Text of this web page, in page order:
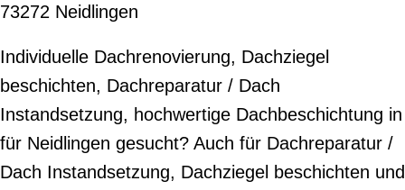
73272 Neidlingen
Individuelle Dachrenovierung, Dachziegel
beschichten, Dachreparatur / Dach
Instandsetzung, hochwertige Dachbeschichtung in
für Neidlingen gesucht? Auch für Dachreparatur /
Dach Instandsetzung, Dachziegel beschichten und